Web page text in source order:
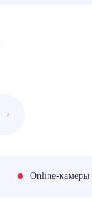
Online-камеры